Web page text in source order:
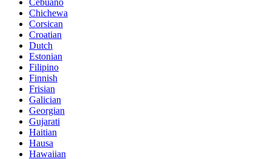
Cebuano
Chichewa
Corsican
Croatian
Dutch
Estonian
Filipino
Finnish
Frisian
Galician
Georgian
Gujarati
Haitian
Hausa
Hawaiian